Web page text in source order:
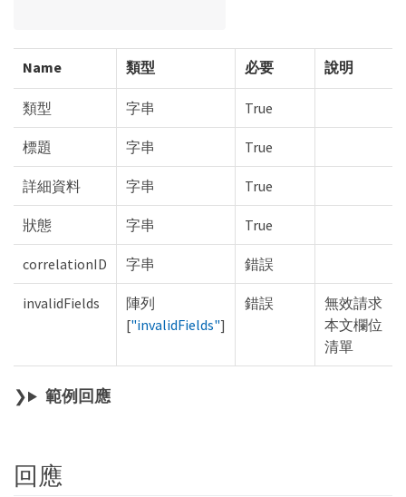
Name 類型 必要 說明
類型 字串 True
標題 字串 True
詳細資料 字串 True
狀態 字串 True
correlationID 字串 錯誤
invalidFields
陣列
["invalidFields"]
錯誤
無效請求
本文欄位
清單
範例回應
回應